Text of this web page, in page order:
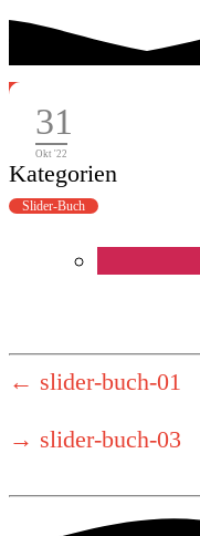
31
Okt '22
Kategorien
Slider-Buch
← slider-buch-01
→ slider-buch-03